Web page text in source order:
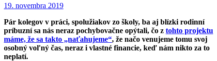
19. novembra 2019
Pár kolegov v práci, spolužiakov zo školy, ba aj blízki rodinní
príbuzní sa nás neraz pochybovačne opýtali, čo z tohto projektu
máme, že sa takto „naťahujeme“, že načo venujeme tomu svoj
osobný voľný čas, neraz i vlastné financie, keď nám nikto za to
neplatí.